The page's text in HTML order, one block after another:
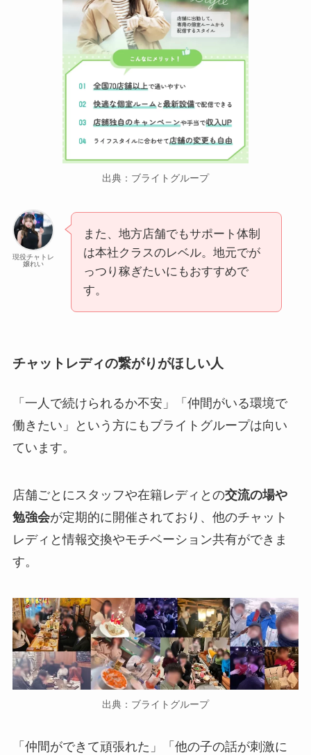
出典：ブライトグループ
現役チャトレ
嬢れい
また、地方店舗でもサポート体制
は本社クラスのレベル。地元でが
っつり稼ぎたいにもおすすめで
す。
チャットレディの繋がりがほしい人
「一人で続けられるか不安」「仲間がいる環境で
働きたい」という方にもブライトグループは向い
ています。
店舗ごとにスタッフや在籍レディとの交流の場や
勉強会が定期的に開催されており、他のチャット
レディと情報交換やモチベーション共有ができま
す。
出典：ブライトグループ
「仲間ができて頑張れた」「他の子の話が刺激に